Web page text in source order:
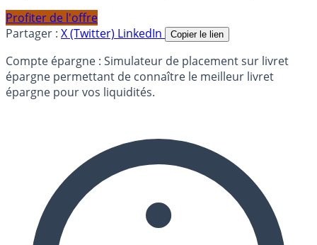
Profiter de l'offre
Partager : X (Twitter) LinkedIn Copier le lien
Compte épargne : Simulateur de placement sur livret
épargne permettant de connaître le meilleur livret
épargne pour vos liquidités.